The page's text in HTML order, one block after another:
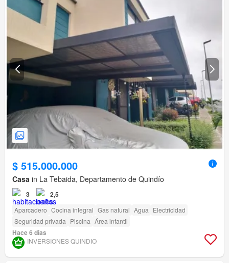
$ 515.000.000
Casa in La Tebaida, Departamento de Quindío
3 2,5
Aparcadero Cocina integral Gas natural Agua Electricidad
Seguridad privada Piscina Área infantil
Hace 6 días
INVERSIONES QUINDIO